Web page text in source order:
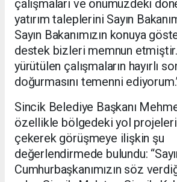
çalışmaları ve önümüzdeki
yatırım taleplerini Sayın
Sayın Bakanımızın konuya
destek bizleri memnun
yürütülen çalışmaların hayırlı
doğurmasını temenni
Sincik Belediye Başkanı
özellikle bölgedeki yol
çekerek görüşmeye ilişkin şu
değerlendirmede bulundu:
Cumhurbaşkanımızın söz